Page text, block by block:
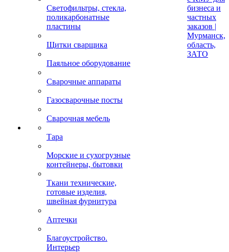
Светофильтры, стекла,
поликарбонатные
пластины
Щитки сварщика
Паяльное оборудование
Сварочные аппараты
Газосварочные посты
Сварочная мебель
Тара
Морские и сухогрузные
контейнеры, бытовки
Ткани технические,
готовые изделия,
швейная фурнитура
Аптечки
Благоустройство.
Интерьер
бизнеса и
частных
заказов |
Мурманск,
область,
ЗАТО